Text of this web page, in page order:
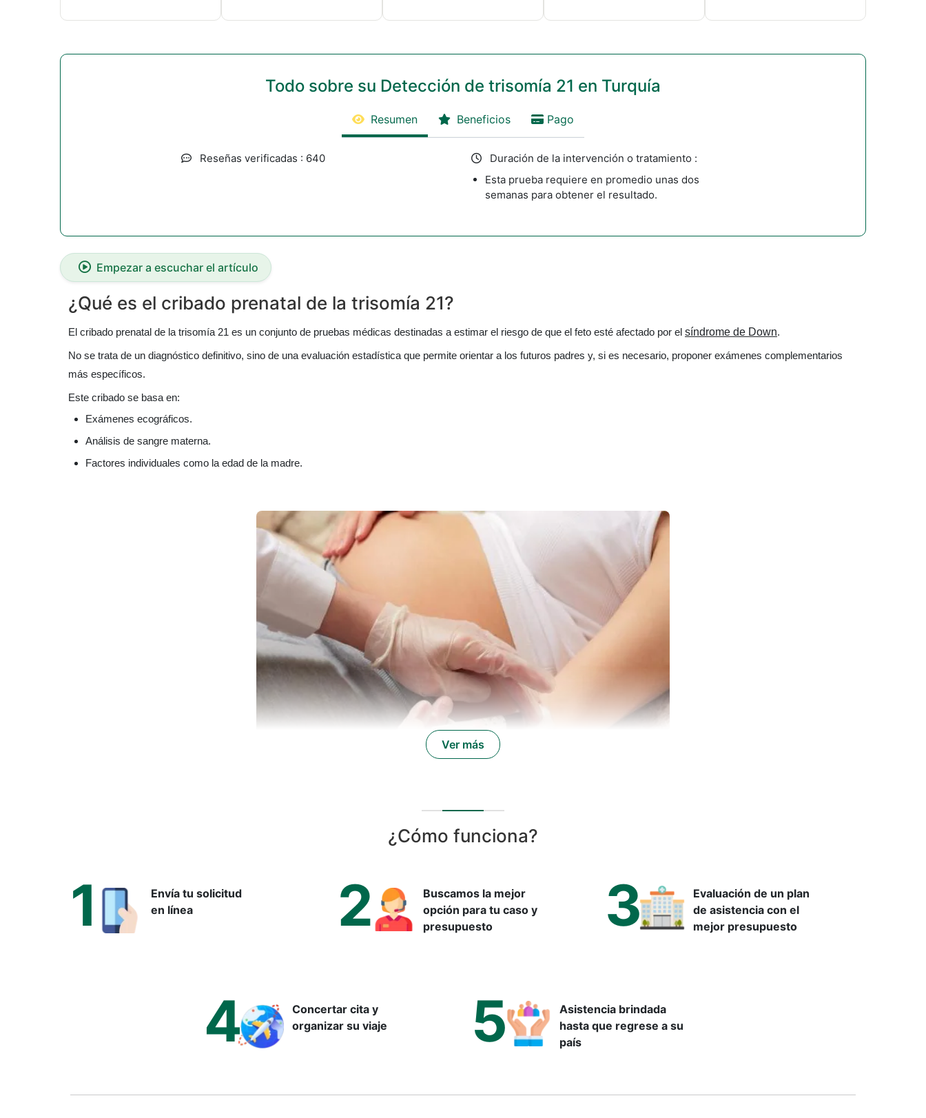
Todo sobre su Detección de trisomía 21 en Turquía
Resumen Beneficios Pago
Reseñas verificadas : 640
Duración de la intervención o tratamiento :
Esta prueba requiere en promedio unas dos
semanas para obtener el resultado.
Empezar a escuchar el artículo
¿Qué es el cribado prenatal de la trisomía 21?
El cribado prenatal de la trisomía 21 es un conjunto de pruebas médicas destinadas a estimar el riesgo de que el feto esté afectado por el síndrome de Down.
No se trata de un diagnóstico definitivo, sino de una evaluación estadística que permite orientar a los futuros padres y, si es necesario, proponer exámenes complementarios
más específicos.
Este cribado se basa en:
Exámenes ecográficos.
Análisis de sangre materna.
Factores individuales como la edad de la madre.
Mientras que una persona tiene normalmente 46 cromosomas, las personas con trisomía 21 tienen 47. Esta particularidad genética puede influir en el desarrollo físico e
intelectual, con una gran variabilidad de un individuo a otro.
La trisomía 21 no es una enfermedad hereditaria y, en la mayoría de los casos, se produce de forma espontánea durante la formación de los gametos.
Embarazo a partir de las 11 semanas.
Edad materna superior a 35 años.
Antecedentes familiares de anomalías cromosómicas.
Deseo de una evaluación precoz sin pruebas invasivas.
Ver más
¿Cómo funciona?
1
Envía tu solicitud
en línea
2
Buscamos la mejor
opción para tu caso y
presupuesto
3
Evaluación de un plan
de asistencia con el
mejor presupuesto
4
Concertar cita y
organizar su viaje
5
Asistencia brindada
hasta que regrese a su
país